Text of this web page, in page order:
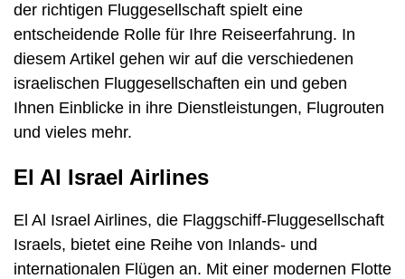
der richtigen Fluggesellschaft spielt eine
entscheidende Rolle für Ihre Reiseerfahrung. In
diesem Artikel gehen wir auf die verschiedenen
israelischen Fluggesellschaften ein und geben
Ihnen Einblicke in ihre Dienstleistungen, Flugrouten
und vieles mehr.
El Al Israel Airlines
El Al Israel Airlines, die Flaggschiff-Fluggesellschaft
Israels, bietet eine Reihe von Inlands- und
internationalen Flügen an. Mit einer modernen Flotte